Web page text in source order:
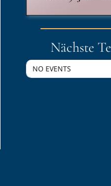
Nächste
NO EVENTS